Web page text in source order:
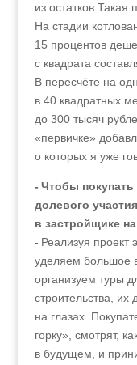
из остатков.Такая
На стадии
15 процентов
с квадрата
В пересчёте на
в 40 квадратных
до 300 тысяч
«первичке»
о которых я уже
- Чтобы
долевого
в застройщике
- Реализуя проект
уделяем большое
организуем туры
строительства, их
на глазах.
горку», смотрят,
в будущем, и